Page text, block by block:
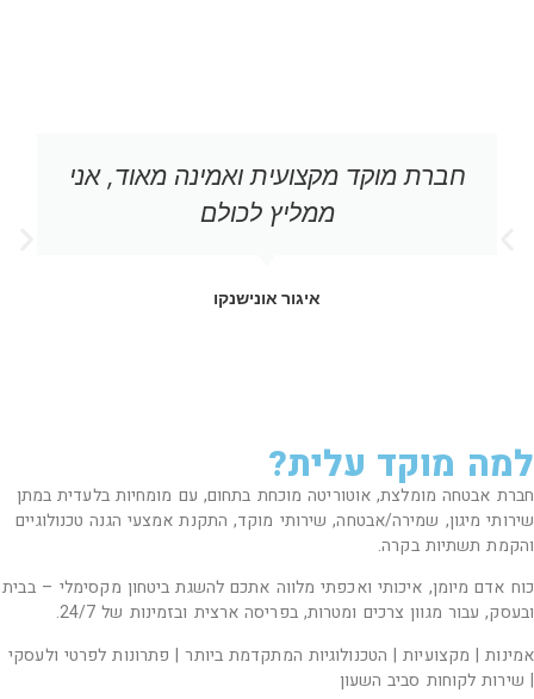
חברת מוקד מקצועית ואמינה מאוד, אני
ממליץ לכולם
איגור אונישנקו
למה מוקד עלית?
חברת אבטחה מומלצת, אוטוריטה מוכחת בתחום, עם מומחיות בלעדית במתן
שירותי מיגון, שמירה/אבטחה, שירותי מוקד, התקנת אמצעי הגנה טכנולוגיים
והקמת תשתיות בקרה.
כוח אדם מיומן, איכותי ואכפתי מלווה אתכם להשגת ביטחון מקסימלי – בבית
ובעסק, עבור מגוון צרכים ומטרות, בפריסה ארצית ובזמינות של 24/7.
אמינות | מקצועיות | הטכנולוגיות המתקדמת ביותר | פתרונות לפרטי ולעסקי
| שירות לקוחות סביב השעון